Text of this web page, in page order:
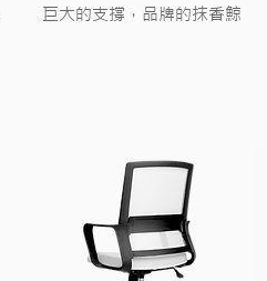
​巨大的支撐，品牌的抹香鯨